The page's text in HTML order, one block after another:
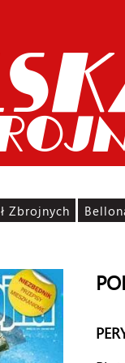
Zbrojnych